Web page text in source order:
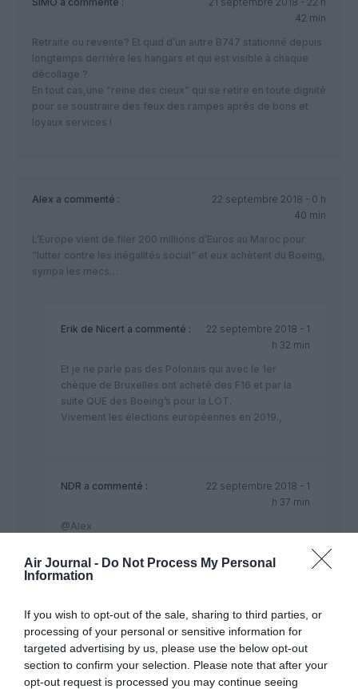
Air Journal - Do Not Process My Personal
Information
If you wish to opt-out of the sale, sharing to third parties, or
processing of your personal or sensitive information for
targeted advertising by us, please use the below opt-out
section to confirm your selection. Please note that after your
opt-out request is processed you may continue seeing
42 min
Retraite ou revente? Et quid d’un autre B747 stationné depuis
longtemps derrière les hangars et qui est visible à chaque
décollage ?
En tout cas,une “reine des cieux” qui se retire en toute dignité
pour se soustraire des feux des rampes après de bons et
loyaux services !
Alex a commenté :
22 septembre 2018 - 0 h
40 min
L’Europe vient de filer 200 millions d’Euros au Maroc pour
“lutter contre les inégalités social” et eux achètent du Boeing,
sympa les mecs…
Erik de Nicert a commenté :
22 septembre 2018 - 1
h 32 min
Et je ne parle pas des Polonais qui avec le 1er
chèque de Bruxelles ont acheté des F16 et par la
suite QUE des Boeing’s pour la LOT.
Vivement les élections européennes en 2019.,
NDR a commenté :
22 septembre 2018 - 1
h 37 min
@Alex
dans 1 thread de retrait d’un 747 d’une compagnie
aérienne, ceci étant ces 0,2 MM€ que tu cites
D’autre part, si AT a sélectionné B c’est peut être par
ce que ce constructeur a signé pour créer un
immense écosystème faisant venir 120 sous-
traitants en industrie aéro a Tanger :